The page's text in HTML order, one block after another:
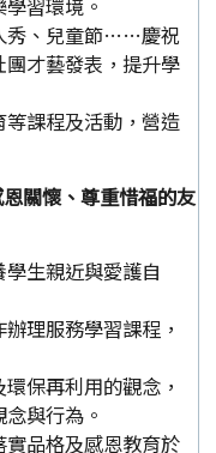
習環境。
秀、兒童節……慶祝
才藝發表，提升學
課程及活動，營造
關懷、尊重惜福的友
生親近與愛護自
理服務學習課程，
保再利用的觀念，
與行為。
品格及感恩教育於